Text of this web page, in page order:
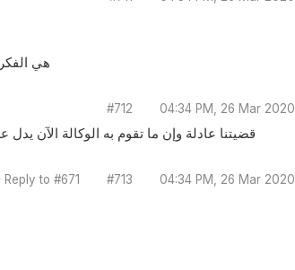
هي
#712 04:34 PM, 26 Mar 2020
قضيتنا عادلة وإن ما تقوم به الوكالة الآن
to #671 #713 04:34 PM, 26 Mar 2020